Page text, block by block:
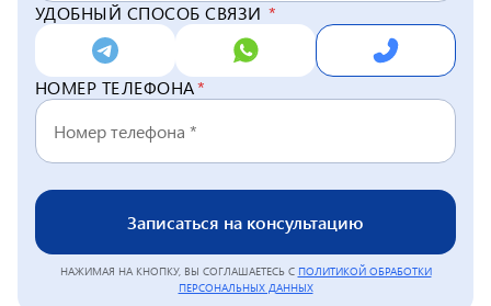
УДОБНЫЙ СПОСОБ СВЯЗИ *
НОМЕР ТЕЛЕФОНА*
Записаться на консультацию
НАЖИМАЯ НА КНОПКУ, ВЫ СОГЛАШАЕТЕСЬ С ПОЛИТИКОЙ ОБРАБОТКИ
ПЕРСОНАЛЬНЫХ ДАННЫХ